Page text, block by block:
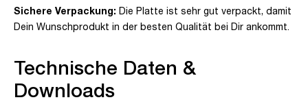
Sichere Verpackung: Die Platte ist sehr gut verpackt, damit
Dein Wunschprodukt in der besten Qualität bei Dir ankommt.
Technische Daten &
Downloads